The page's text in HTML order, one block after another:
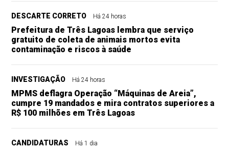
DESCARTE CORRETO Há 24 horas
Prefeitura de Três Lagoas lembra que serviço
gratuito de coleta de animais mortos evita
contaminação e riscos à saúde
INVESTIGAÇÃO Há 24 horas
MPMS deflagra Operação “Máquinas de Areia”,
cumpre 19 mandados e mira contratos superiores a
R$ 100 milhões em Três Lagoas
CANDIDATURAS Há 1 dia